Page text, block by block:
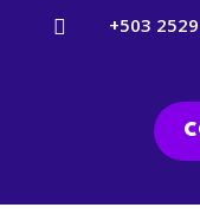
 +503